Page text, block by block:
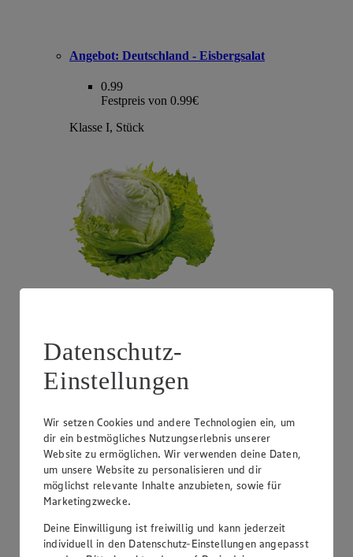
Angebot: Deutschland - Eisbergsalat
0.99
Festpreis von 0.99€
Klasse I, Stück
1.99
Festpreis von 1.99€
1 kg
Datenschutz-
Einstellungen
Wir setzen Cookies und andere Technologien ein, um
dir ein bestmögliches Nutzungserlebnis unserer
Website zu ermöglichen. Wir verwenden deine Daten,
um unsere Website zu personalisieren und dir
möglichst relevante Inhalte anzubieten, sowie für
Marketingzwecke.
Deine Einwilligung ist freiwillig und kann jederzeit
individuell in den Datenschutz-Einstellungen angepasst